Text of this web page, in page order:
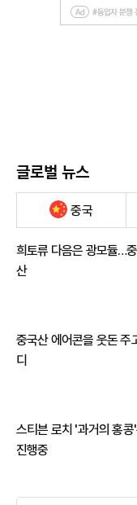
글로벌 뉴스
중국
희토류 다음은 광모듈…
산
중국산 에어콘을 웃돈 주
디
스티븐 로치 '과거의 홍
진행중